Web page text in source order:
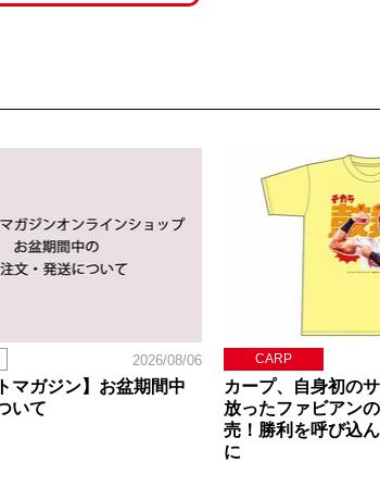
2026/08/06
マガジン】お盆期間中
いて
CARP
カープ、自身初の
放ったファビアン
売！勝利を呼び込
に